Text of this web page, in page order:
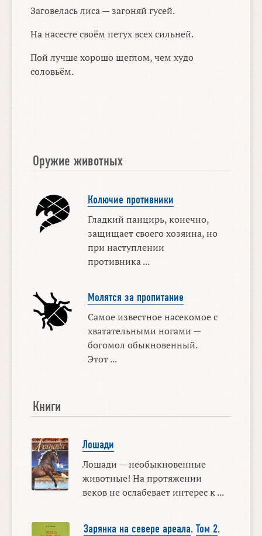
Заговелась лиса — загоняй гусей.
На насесте своём петух всех сильней.
Пой лучше хорошо щеглом, чем худо
соловьём.
Оружие животных
Колючие противники
Гладкий панцирь, конечно,
защищает своего хозяина, но
при наступлении
противника ...
Молятся за пропитание
Самое известное насекомое с
хватательными ногами —
богомол обыкновенный.
Этот ...
Книги
Лошади
Лошади — необыкновенные
животные! На протяжении
веков не ослабевает интерес к ...
Зарянка на севере ареала. Том 2.